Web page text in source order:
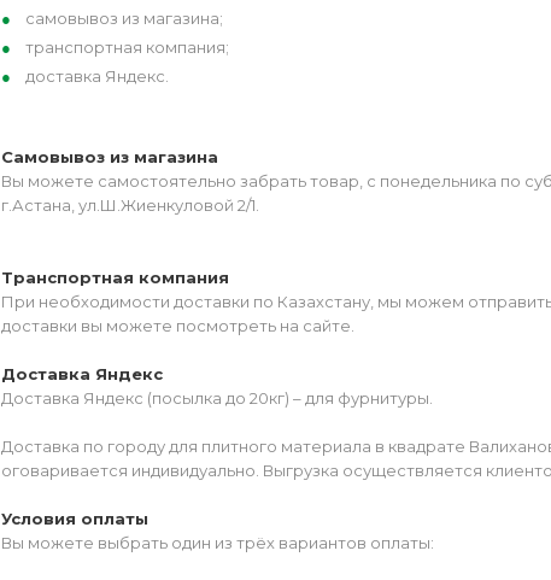
самовывоз из магазина;
транспортная компания;
доставка Яндекс.
Самовывоз из магазина
Вы можете самостоятельно забрать товар, с понедельника по
г.Астана, ул.Ш.Жиенкуловой 2/1.
Транспортная компания
При необходимости доставки по Казахстану, мы можем
доставки вы можете посмотреть на сайте.
Доставка Яндекс
Доставка Яндекс (посылка до 20кг) – для фурнитуры.
Доставка по городу для плитного материала в квадрате
оговаривается индивидуально. Выгрузка осуществляется
Условия оплаты
Вы можете выбрать один из трёх вариантов оплаты: